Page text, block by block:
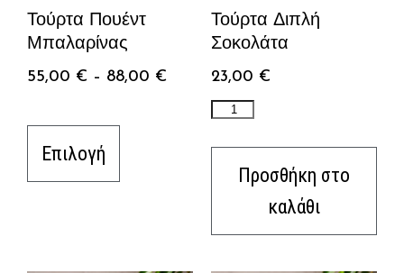
Τούρτα Πουέντ
Μπαλαρίνας
55,00 € – 88,00 €
Επιλογή
Τούρτα Διπλή
Σοκολάτα
23,00 €
Προσθήκη στο
καλάθι